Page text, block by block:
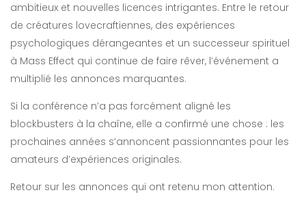
ambitieux et nouvelles licences intrigantes. Entre le retour
de créatures lovecraftiennes, des expériences
psychologiques dérangeantes et un successeur spirituel
à Mass Effect qui continue de faire rêver, l’événement a
multiplié les annonces marquantes.
Si la conférence n’a pas forcément aligné les
blockbusters à la chaîne, elle a confirmé une chose : les
prochaines années s’annoncent passionnantes pour les
amateurs d’expériences originales.
Retour sur les annonces qui ont retenu mon attention.